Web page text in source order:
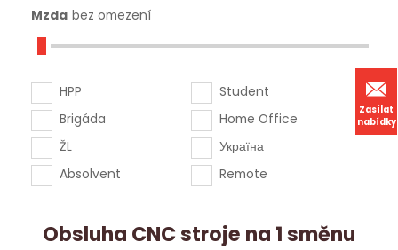
Zasílat
nabídky
Mzda bez omezení
HPP
Brigáda
ŽL
Absolvent
Student
Home Office
Україна
Remote
Obsluha CNC stroje na 1 směnu